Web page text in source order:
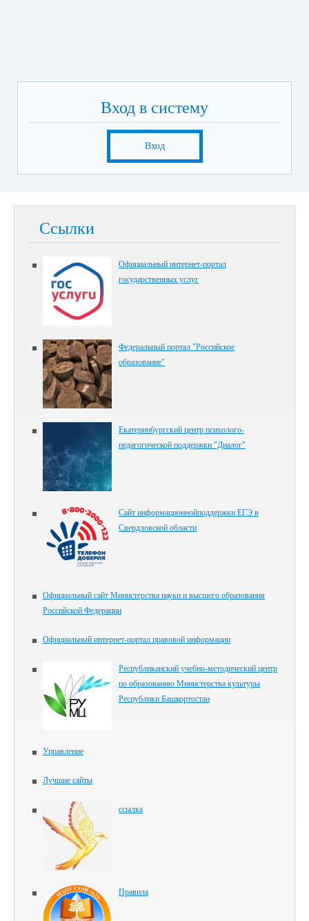
Вход в систему
Вход
Ссылки
Официальный интернет-портал
государственных услуг
Федеральный портал "Российское
образование"
Екатеринбургский центр психолого-
педагогической поддержки "Диалог"
Сайт информационнойподдержки ЕГЭ в
Свердловской области
Официальный сайт Министерства науки и высшего образования
Российской Федерации
Официальный интернет-портал правовой информации
Республиканский учебно-методический центр
по образованию Министерства культуры
Республики Башкортостан
Управление
Лучшие сайты
ссылка
Правила